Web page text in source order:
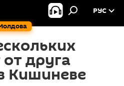
РУС
друга
Кишиневе